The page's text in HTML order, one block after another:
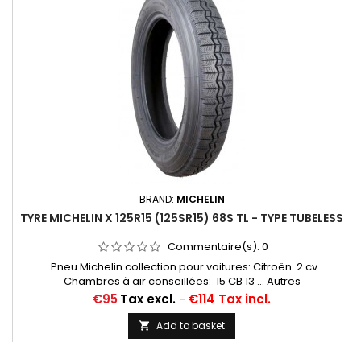
BRAND: MICHELIN
TYRE MICHELIN X 125R15 (125SR15) 68S TL - TYPE TUBELESS
Commentaire(s): 0
Pneu Michelin collection pour voitures: Citroën 2 cv
Chambres à air conseillées: 15 CB 13 ... Autres
appellations: 125R15, 125/80R15, 125-15, 125X15, 125/80-15,
125/80X15, 125-380, 125X380, 125/15, 125 15
Price
€95Tax excl. - €114 Tax incl.
 Add to basket